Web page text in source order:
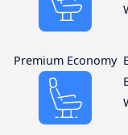
Premium Economy